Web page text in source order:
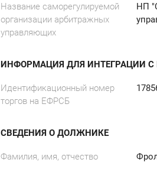
Название саморегулируемой
организации арбитражных
управляющих
НП
ИНФОРМАЦИЯ ДЛЯ ИНТЕГРАЦИИ С
Идентификационный номер
торгов на ЕФРСБ
СВЕДЕНИЯ О ДОЛЖНИКЕ
Фамилия, имя, отчество